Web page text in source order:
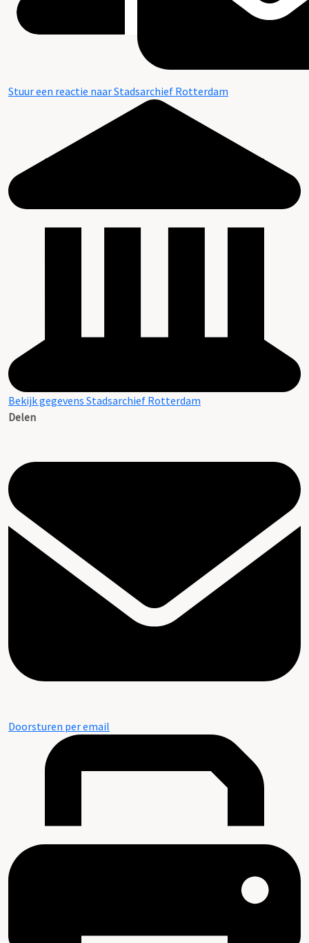
Stuur een reactie naar Stadsarchief Rotterdam
Bekijk gegevens Stadsarchief Rotterdam
Delen
Doorsturen per email